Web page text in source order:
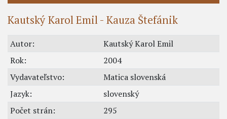
Kautský Karol Emil - Kauza Štefánik
Autor:
Kautský Karol Emil
Rok:
2004
Vydavateľstvo:
Matica slovenská
Jazyk:
slovenský
Počet strán:
295